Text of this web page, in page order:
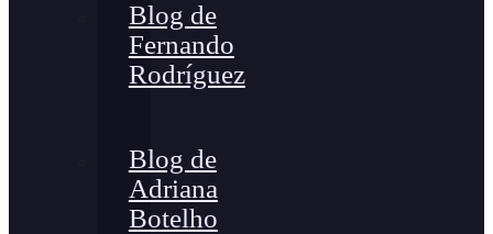
Blog de
Fernando
Rodríguez
Blog de
Adriana
Botelho